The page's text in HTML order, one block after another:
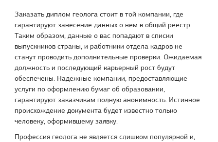
Заказать диплом геолога стоит в той компании, где
гарантируют занесение данных о нем в общий реестр.
Таким образом, данные о вас попадают в списки
выпускников страны, и работники отдела кадров не
станут проводить дополнительные проверки. Ожидаемая
должность и последующий карьерный рост будут
обеспечены. Надежные компании, предоставляющие
услуги по оформлению бумаг об образовании,
гарантируют заказчикам полную анонимность. Истинное
происхождение документа будет известно только
человеку, оформившему заявку.
Профессия геолога не является слишком популярной и,